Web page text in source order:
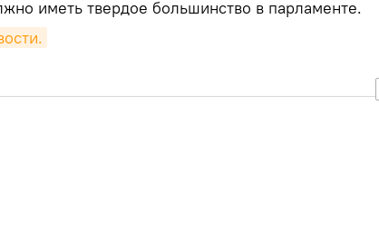
иметь твердое большинство в парламенте.